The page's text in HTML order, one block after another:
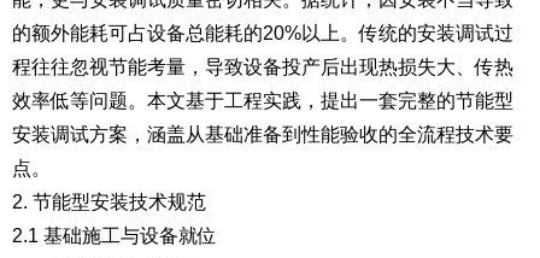
的额外能耗可占设备总能耗的20%以上。传统的安装调试过
程往往忽视节能考量，导致设备投产后出现热损失大、传热
效率低等问题。本文基于工程实践，提出一套完整的节能型
安装调试方案，涵盖从基础准备到性能验收的全流程技术要
点。
2. 节能型安装技术规范
2.1 基础施工与设备就位